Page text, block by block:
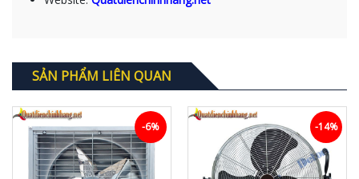
SẢN PHẨM LIÊN QUAN
-6% -14%